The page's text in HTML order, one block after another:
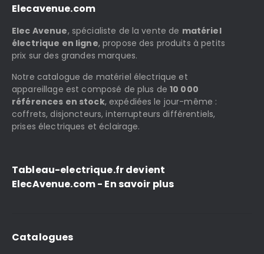
Elecavenue.com
Elec Avenue, spécialiste de la vente de matériel
électrique en ligne, propose des produits à petits
prix sur des grandes marques.
Notre catalogue de matériel électrique et
appareillage est composé de plus de10 000
références en stock, expédiées le jour-même :
coffrets, disjoncteurs, interrupteurs différentiels,
prises électriques et éclairage.
Tableau-electrique.fr devient
ElecAvenue.com - En savoir plus
Catalogues